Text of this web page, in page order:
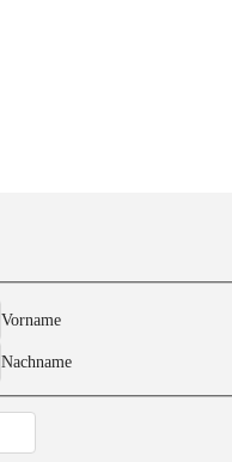
Vorname
Nachname